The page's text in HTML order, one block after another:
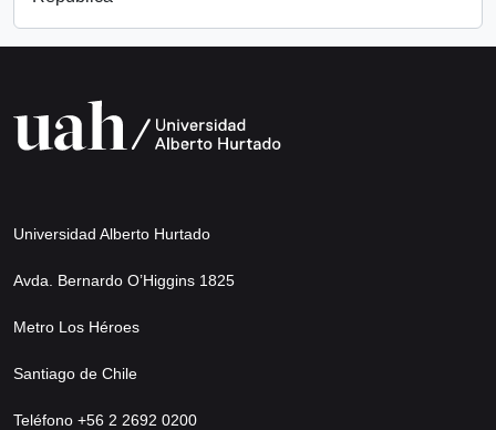
Universidad Alberto Hurtado
Avda. Bernardo O’Higgins 1825
Metro Los Héroes
Santiago de Chile
Teléfono +56 2 2692 0200